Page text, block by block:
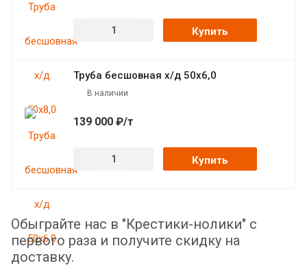
Купить
Труба бесшовная х/д 50х6,0
В наличии
139 000 ₽/т
Купить
Обыграйте нас в "Крестики-нолики" с
первого раза и получите скидку на
доставку.